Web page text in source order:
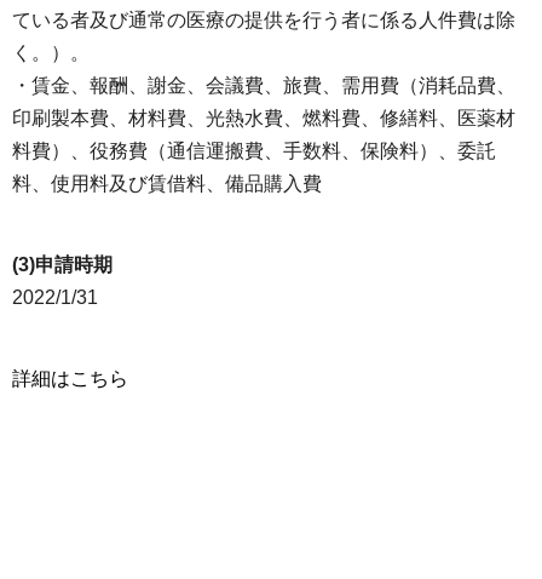
ている者及び通常の医療の提供を行う者に係る人件費は除
く。）。
・賃金、報酬、謝金、会議費、旅費、需用費（消耗品費、
印刷製本費、材料費、光熱水費、燃料費、修繕料、医薬材
料費）、役務費（通信運搬費、手数料、保険料）、委託
料、使用料及び賃借料、備品購入費
(3)申請時期
2022/1/31
詳細はこちら